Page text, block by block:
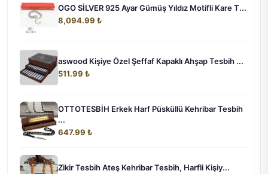
OGO SİLVER 925 Ayar Gümüş Yıldız Motifli Kare T...
8,094.99 ₺
aswood Kişiye Özel Şeffaf Kapaklı Ahşap Tesbih ...
511.99 ₺
OTTOTESBİH Erkek Harf Püsküllü Kehribar Tesbih
...
647.99 ₺
Zikir Tesbih Ateş Kehribar Tesbih, Harfli Kişiy...